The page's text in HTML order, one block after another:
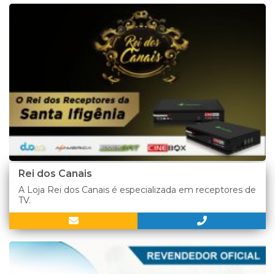
Rei dos Canais
A Loja Rei dos Canais é especializada em receptores de
TV.